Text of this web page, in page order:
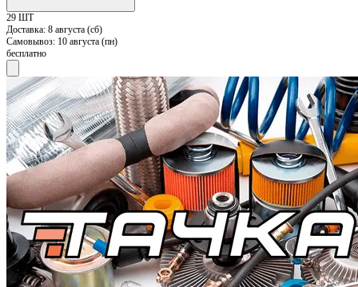
29 ШТ
Доставка: 8 августа (сб)
Самовывоз: 10 августа (пн)
бесплатно